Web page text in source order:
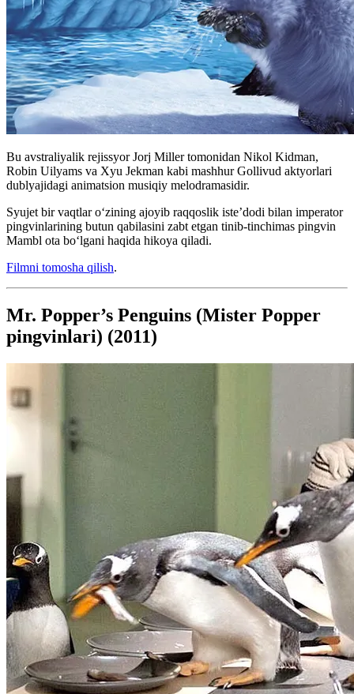
Bu avstraliyalik rejissyor Jorj Miller tomonidan Nikol Kidman,
Robin Uilyams va Xyu Jekman kabi mashhur Gollivud aktyorlari
dublyajidagi animatsion musiqiy melodramasidir.
Syujet bir vaqtlar o‘zining ajoyib raqqoslik iste’dodi bilan imperator
pingvinlarining butun qabilasini zabt etgan tinib-tinchimas pingvin
Mambl ota boʻlgani haqida hikoya qiladi.
Filmni tomosha qilish.
Mr. Popper’s Penguins (Mister Popper
pingvinlari) (2011)